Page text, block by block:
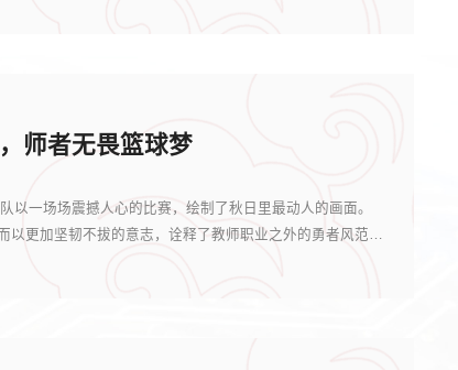
师者无畏篮球梦
一场场震撼人心的比赛，绘制了秋日里最动人的画面。
更加坚韧不拔的意志，诠释了教师职业之外的勇者风范。